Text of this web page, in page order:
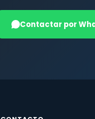
Contactar por